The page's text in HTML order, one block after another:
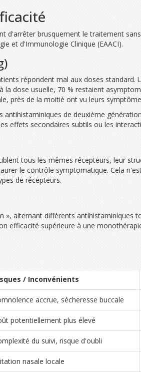
brusquement le traitement
et d'Immunologie Clinique (EAACI).
répondent mal aux doses standard.
dose usuelle, 70 % restaient
près de la moitié ont vu leurs
de deuxième
effets secondaires subtils ou les
tous les mêmes récepteurs, leur
le contrôle symptomatique. Cela
de récepteurs.
alternant différents antihistaminiques
efficacité supérieure à une
/ Inconvénients
accrue, sécheresse buccale
potentiellement plus élevé
du suivi, risque d'oubli
nasale locale